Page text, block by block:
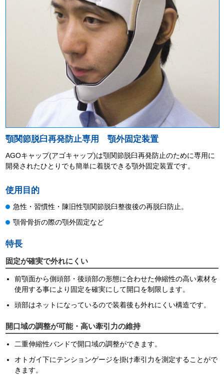
顎関節脱臼再発防止専用 顎外固定装置
AGOキャップ(アゴキャップ)は顎関節脱臼再発防止のために専用に
開発されたひとりでも簡単に着脱できる顎外固定装置です。
使用目的
急性・習慣性・陳旧性顎関節脱臼整復後の再脱臼防止。
顎骨骨折の際の顎外固定など
特長
固定が確実で外れにくい
前顎面から側頭部・後頭部の形態に合わせた伸縮性の高い素材を
使用する事により固定を確実にして開口を制限します。
頭部はネットになっているので装着後も外れにくい構造です。
開口域の調整が可能・高い牽引力の維持
二重伸縮性バンドで開口域の調整ができます。
オトガイ下にテンションゲージを掛け牽引力を測定することがで
きます。